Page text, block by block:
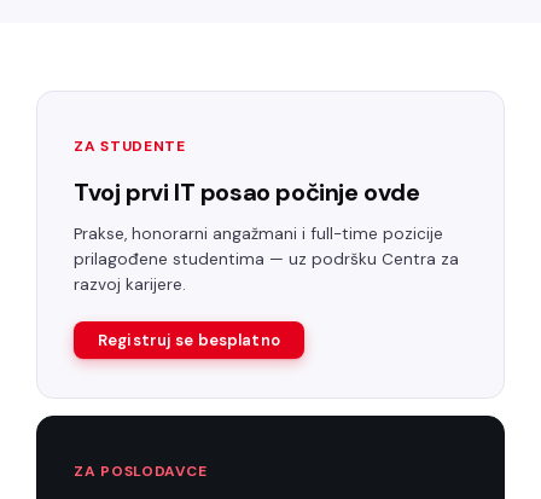
ZA STUDENTE
Tvoj prvi IT posao počinje ovde
Prakse, honorarni angažmani i full-time pozicije
prilagođene studentima — uz podršku Centra za
razvoj karijere.
Registruj se besplatno
ZA POSLODAVCE